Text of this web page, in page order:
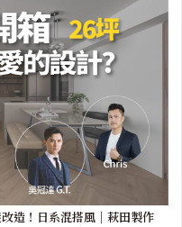
造！日系混搭風｜萩田製作